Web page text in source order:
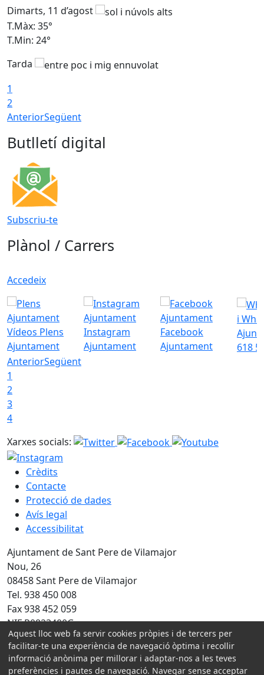
Dimarts, 11 d’agost
T.Màx: 35°
T.Min: 24°
Tarda
1
2
AnteriorSegüent
Butlletí digital
Subscriu-te
Plànol / Carrers
Accedeix
Vídeos Plens
Ajuntament
Instagram
Ajuntament
Facebook
Ajuntament
i
618
AnteriorSegüent
1
2
3
4
Xarxes socials:
Crèdits
Contacte
Protecció de dades
Avís legal
Accessibilitat
Ajuntament de Sant Pere de Vilamajor
Nou, 26
08458 Sant Pere de Vilamajor
Tel. 938 450 008
Fax 938 452 059
NIF P0823400G
Amb la col·laboració de:
Aquest lloc web fa servir cookies pròpies i de tercers per
facilitar-te una experiència de navegació òptima i recollir
informació anònima per millorar i adaptar-nos a les teves
preferències i pautes de navegació. Navegar sense acceptar